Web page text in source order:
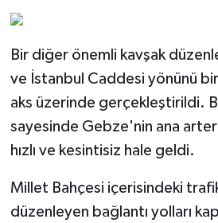
Bir diğer önemli kavşak
ve İstanbul Caddesi yönünü
aks üzerinde gerçekleştirildi.
sayesinde Gebze'nin ana
hızlı ve kesintisiz hale geldi.
Millet Bahçesi içerisindeki trafik
düzenleyen bağlantı yolları